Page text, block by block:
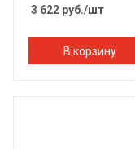
3 622 руб./шт
В корзину